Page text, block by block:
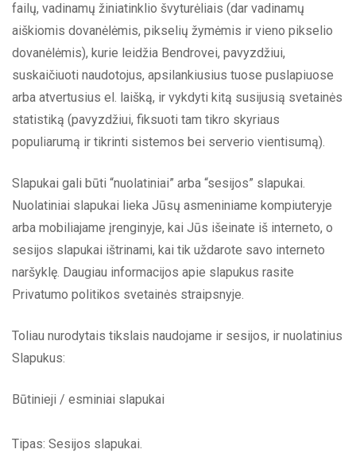
failų, vadinamų žiniatinklio švyturėliais (dar vadinamų
aiškiomis dovanėlėmis, pikselių žymėmis ir vieno pikselio
dovanėlėmis), kurie leidžia Bendrovei, pavyzdžiui,
suskaičiuoti naudotojus, apsilankiusius tuose puslapiuose
arba atvertusius el. laišką, ir vykdyti kitą susijusią svetainės
statistiką (pavyzdžiui, fiksuoti tam tikro skyriaus
populiarumą ir tikrinti sistemos bei serverio vientisumą).
Slapukai gali būti “nuolatiniai” arba “sesijos” slapukai.
Nuolatiniai slapukai lieka Jūsų asmeniniame kompiuteryje
arba mobiliajame įrenginyje, kai Jūs išeinate iš interneto, o
sesijos slapukai ištrinami, kai tik uždarote savo interneto
naršyklę. Daugiau informacijos apie slapukus rasite
Privatumo politikos svetainės straipsnyje.
Toliau nurodytais tikslais naudojame ir sesijos, ir nuolatinius
Slapukus:
Būtinieji / esminiai slapukai
Tipas: Sesijos slapukai.